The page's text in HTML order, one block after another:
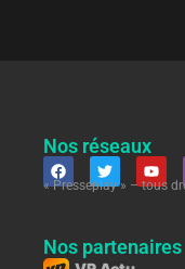
Nos réseaux
« Presseplay » – tous
Nos partenaires